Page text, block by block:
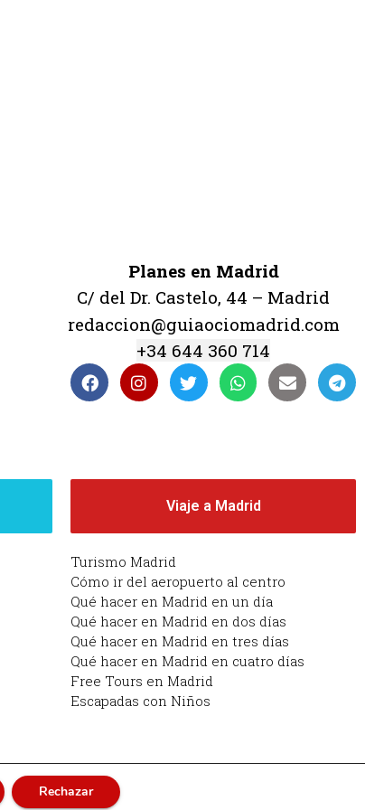
Planes en Madrid
C/ del Dr. Castelo, 44 – Madrid
redaccion@guiaociomadrid.com
+34 644 360 714
Viaje a Madrid
Turismo Madrid
Cómo ir del aeropuerto al centro
Qué hacer en Madrid en un día
Qué hacer en Madrid en dos días
Qué hacer en Madrid en tres días
Qué hacer en Madrid en cuatro días
Free Tours en Madrid
Escapadas con Niños
Rechazar